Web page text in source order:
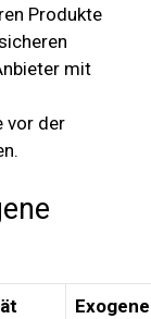
Produkte
mit
vor der